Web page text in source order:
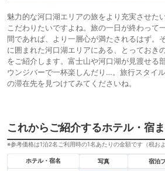
魅力的な河口湖エリアの旅をより充実させた
こだわりたいですよね。旅の一日が終わって
間であれば、より一層心が満たされるはず。
に囲まれた河口湖エリアにある、とっておき
をご紹介します。富士山や河口湖が見渡せる
ウンジバーで一杯楽しんだり…。旅行スタイ
の滞在先を見つけてみてくださいね。
これからご紹介するホテル・宿
※参考価格は1泊2名ご利用時の1名あたりの金額です（税お
ホテル・宿名 写真 宿泊